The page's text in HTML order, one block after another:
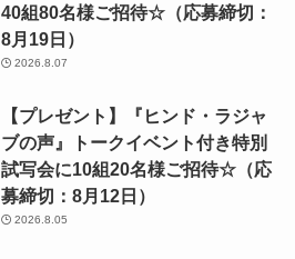
40組80名様ご招待☆（応募締切：
8月19日）
2026.8.07
【プレゼント】『ヒンド・ラジャ
ブの声』トークイベント付き特別
試写会に10組20名様ご招待☆（応
募締切：8月12日）
2026.8.05